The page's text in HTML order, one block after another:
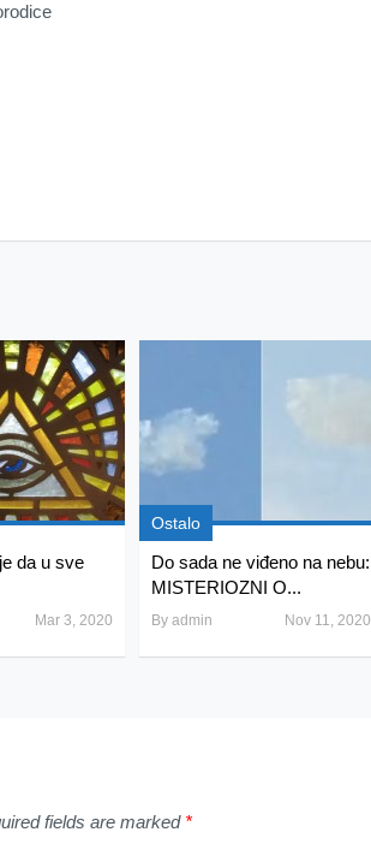
da u sve
Mar 3, 2020
Ostalo
Do sada ne viđeno na nebu:
MISTERIOZNI O...
By admin Nov 11, 2020
fields are marked *